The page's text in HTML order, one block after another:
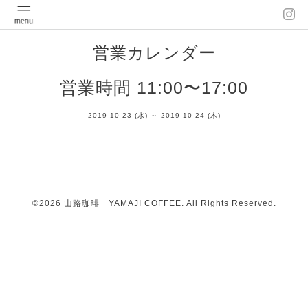
営業カレンダー
営業時間 11:00〜17:00
2019-10-23 (水) ～ 2019-10-24 (木)
©2026 山路珈琲 YAMAJI COFFEE. All Rights Reserved.